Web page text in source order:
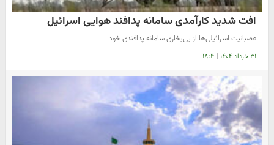
افت شدید کارآمدی سامانه پدافند هوایی اسرائیل
عصبانیت اسرائیلی‌ها از بی‌بخاری سامانه پدافندی خود
۳۱ خرداد ۱۴۰۴ | ۱۸:۴